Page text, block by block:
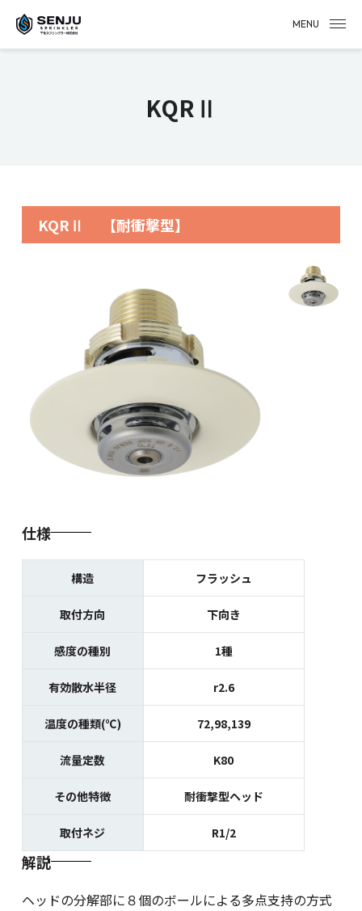
MENU
KQRⅡ
KQRⅡ 【耐衝撃型】
仕様
構造 フラッシュ
取付方向 下向き
感度の種別 1種
有効散水半径 r2.6
温度の種類(℃) 72,98,139
流量定数 K80
その他特徴 耐衝撃型ヘッド
取付ネジ R1/2
解説
ヘッドの分解部に８個のボールによる多点支持の方式